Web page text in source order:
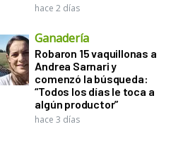
hace 2 días
Ganadería
Robaron 15 vaquillonas a
Andrea Sarnari y
comenzó la búsqueda:
“Todos los días le toca a
algún productor”
hace 3 días